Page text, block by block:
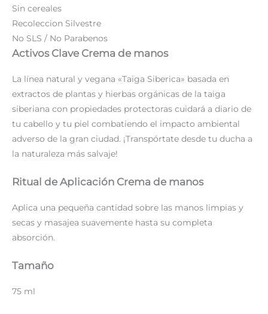
Sin cereales
Recoleccion Silvestre
No SLS / No Parabenos
Activos Clave Crema de manos
La línea natural y vegana «Taiga Siberica» basada en
extractos de plantas y hierbas orgánicas de la taiga
siberiana con propiedades protectoras cuidará a diario de
tu cabello y tu piel combatiendo el impacto ambiental
adverso de la gran ciudad. ¡Transpórtate desde tu ducha a
la naturaleza más salvaje!
Ritual de Aplicación Crema de manos
Aplica una pequeña cantidad sobre las manos limpias y
secas y masajea suavemente hasta su completa
absorción.
Tamaño
75 ml